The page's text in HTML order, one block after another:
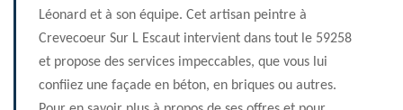
Léonard et à son équipe. Cet artisan peintre à
Crevecoeur Sur L Escaut intervient dans tout le 59258
et propose des services impeccables, que vous lui
confiiez une façade en béton, en briques ou autres.